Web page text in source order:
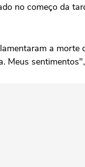
no começo da
a
Meus